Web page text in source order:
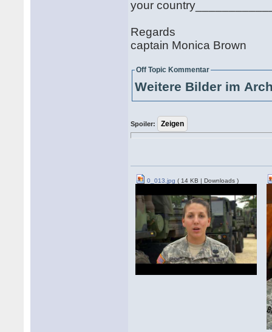
your
Regards
captain Monica Brown
Off Topic Kommentar
Weitere Bilder im
Spoiler:
0_013.jpg ( 14 KB | Downloads )